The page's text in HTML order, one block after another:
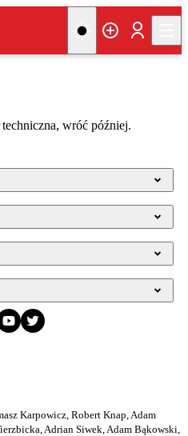
techniczna, wróć później.
Karpowicz, Robert Knap, Adam
Adrian Siwek, Adam Bąkowski,